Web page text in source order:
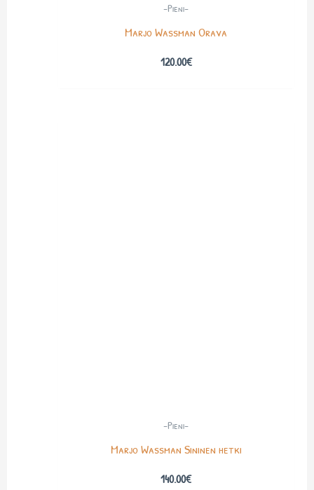
-Pieni-
Marjo Wassman Orava
120.00€
-Pieni-
Marjo Wassman Sininen hetki
140.00€